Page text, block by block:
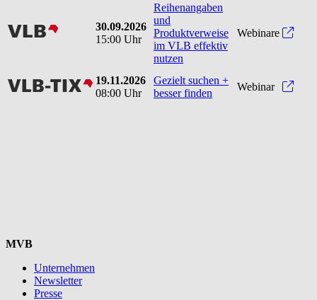
vlb
30.09.2026
15:00 Uhr
Reihenangaben
und
Produktverweise
im VLB effektiv
nutzen
Webinare
vlbtix
19.11.2026
08:00 Uhr
Gezielt suchen +
besser finden
Webinar
MVB
Unternehmen
Newsletter
Presse